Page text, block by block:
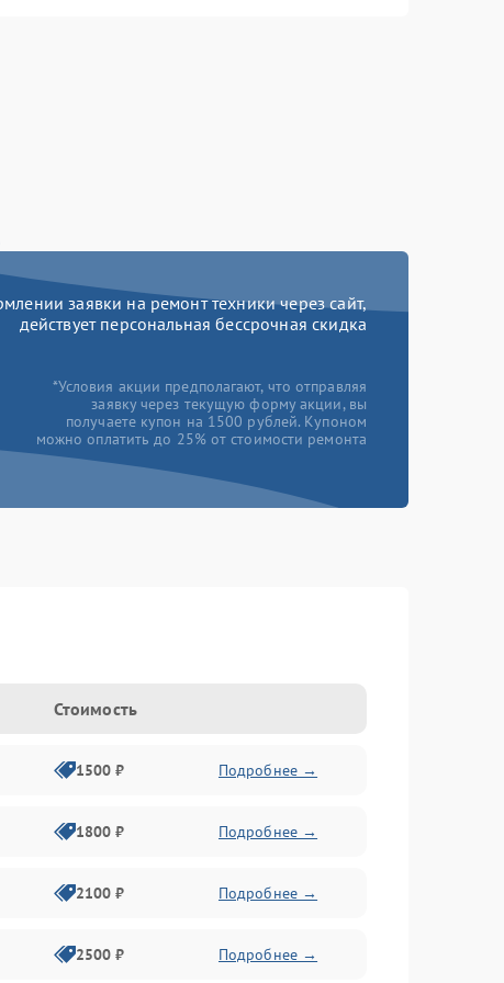
заявки на ремонт техники через сайт,
действует персональная бессрочная скидка
*Условия акции предполагают, что отправляя
заявку через текущую форму акции, вы
получаете купон на 1500 рублей. Купоном
можно оплатить до 25% от стоимости ремонта
Стоимость
1500 ₽ Подробнее →
1800 ₽ Подробнее →
2100 ₽ Подробнее →
2500 ₽ Подробнее →